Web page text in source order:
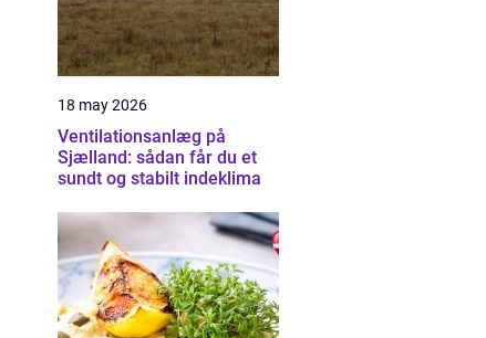
18 may 2026
Ventilationsanlæg på
Sjælland: sådan får du et
sundt og stabilt indeklima